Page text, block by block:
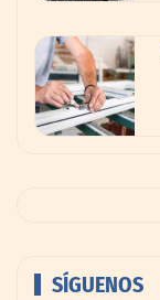
SÍGUENOS